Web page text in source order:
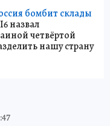
бомбит склады
назвал
четвёртой
нашу страну